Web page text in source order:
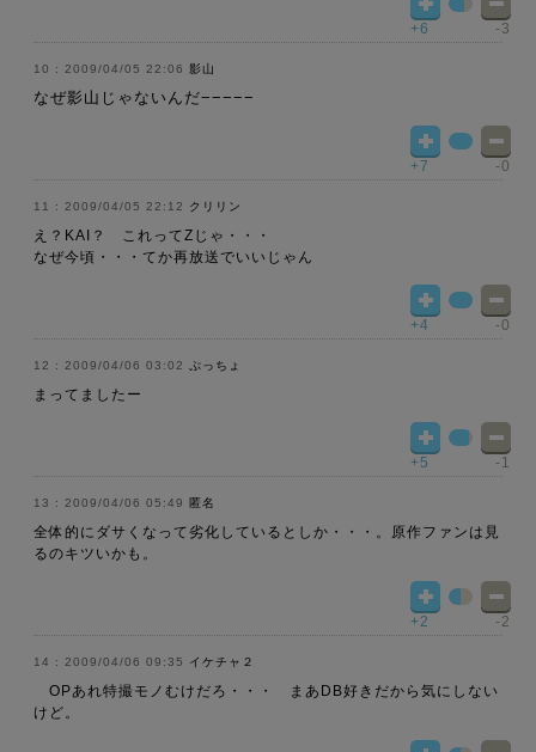
+6 -3
2009/04/05 22:06 影山
なぜ影山じゃないんだ−−−−−
+7 -0
2009/04/05 22:12 クリリン
え？KAI？ これってZじゃ・・・
なぜ今頃・・・てか再放送でいいじゃん
+4 -0
2009/04/06 03:02 ぷっちょ
まってましたー
+5 -1
2009/04/06 05:49 匿名
全体的にダサくなって劣化しているとしか・・・。原作ファンは見
るのキツいかも。
+2 -2
2009/04/06 09:35 イケチャ２
OPあれ特撮モノむけだろ・・・ まあDB好きだから気にしない
けど。